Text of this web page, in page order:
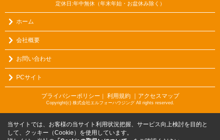
定休日:年中無休（年末年始・お盆休み除く）
ホーム
会社概要
お問い合わせ
PCサイト
プライバシーポリシー 利用規約 ｜アクセスマップ
Copyright(c) 株式会社エルフォーハウジング All rights reserved.
当サイトでは、お客様の当サイト利用状況把握、サービス向上検討を目的と
して、クッキー（Cookie）を使用しています。